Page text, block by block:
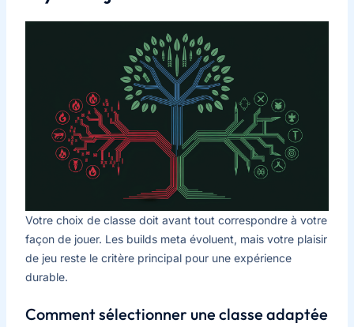
Votre choix de classe doit avant tout correspondre à votre
façon de jouer. Les builds meta évoluent, mais votre plaisir
de jeu reste le critère principal pour une expérience
durable.
Comment sélectionner une classe adaptée